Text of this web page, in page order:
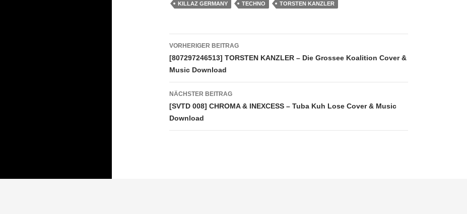
KILLAZ GERMANY
TECHNO TORSTEN KANZLER
Beitragsnavigation
VORHERIGER BEITRAG
[807297246513] TORSTEN KANZLER – Die Grossee Koalition Cover &
Music Download
NÄCHSTER BEITRAG
[SVTD 008] CHROMA & INEXCESS – Tuba Kuh Lose Cover & Music
Download